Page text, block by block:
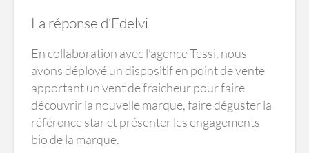
La réponse d’Edelvi
En collaboration avec l’agence Tessi, nous
avons déployé un dispositif en point de vente
apportant un vent de fraicheur pour faire
découvrir la nouvelle marque, faire déguster la
référence star et présenter les engagements
bio de la marque.